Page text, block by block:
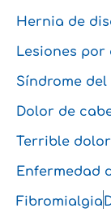
Hernia de
Lesiones por
Síndrome
Dolor de
Terrible
Enfermedad
Fibromialgia